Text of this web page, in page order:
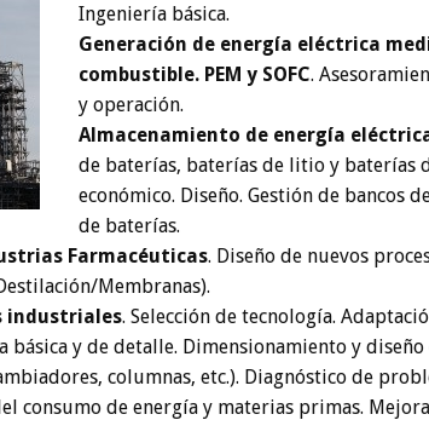
Ingeniería básica.
Generación de energía eléctrica
combustible. PEM y SOFC.
y operación.
Almacenamiento de energía
de baterías, baterías de litio y baterías
económico. Diseño. Gestión de bancos
de baterías.
Farmacéuticas. Diseño de nuevos
Membranas).
industriales. Selección de tecnología.
básica y de detalle. Dimensionamiento y
columnas, etc.). Diagnóstico de
consumo de energía y materias primas.